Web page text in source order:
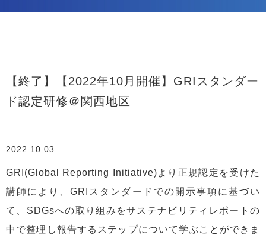
【終了】【2022年10月開催】GRIスタンダー
ド認定研修＠関西地区
2022.10.03
GRI(Global Reporting Initiative)より正規認定を受けた
講師により、GRIスタンダードでの開示事項に基づい
て、SDGsへの取り組みをサステナビリティレポートの
中で整理し報告するステップについて学ぶことができま